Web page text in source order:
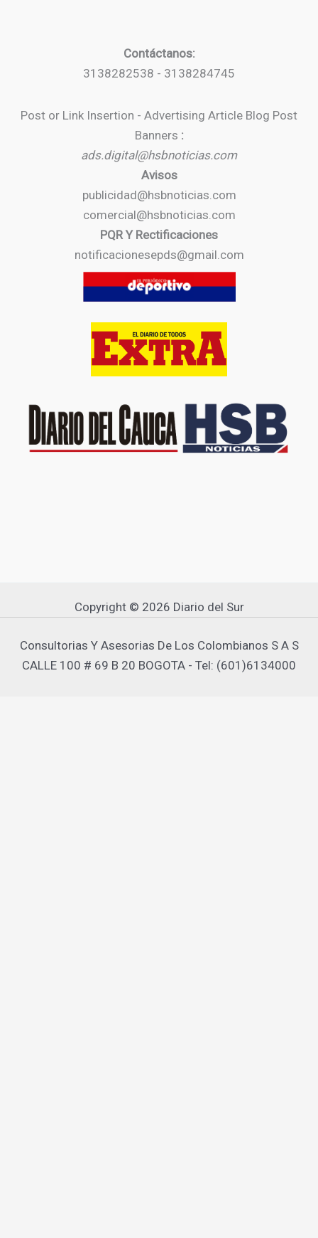
Contáctanos:
3138282538 - 3138284745
Post or Link Insertion - Advertising Article Blog Post
Banners :
ads.digital@hsbnoticias.com
Avisos
publicidad@hsbnoticias.com
comercial@hsbnoticias.com
PQR Y Rectificaciones
notificacionesepds@gmail.com
Copyright © 2026 Diario del Sur
Consultorias Y Asesorias De Los Colombianos S A S
CALLE 100 # 69 B 20 BOGOTA - Tel: (601)6134000